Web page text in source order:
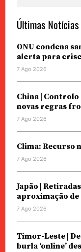
Últimas Notícias
ONU condena
alerta para
7 Ago 2026
China |
novas regras
7 Ago 2026
Clima: Recurso
7 Ago 2026
Japão |
aproximação
7 Ago 2026
Timor-Leste |
burla ‘online’